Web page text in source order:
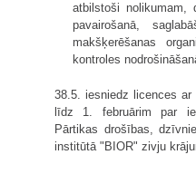
atbilstoši nolikumam,
pavairošanā,
makšķerēšanas
kontroles
38.5. iesniedz licences
līdz 1. februārim par
Pārtikas drošības,
institūtā "BIOR" zivju